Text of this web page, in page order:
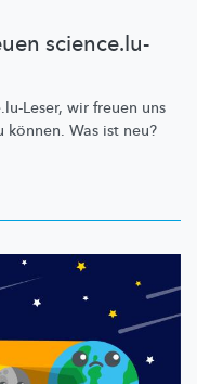
science.lu-
Leser, wir freuen uns
können. Was ist neu?